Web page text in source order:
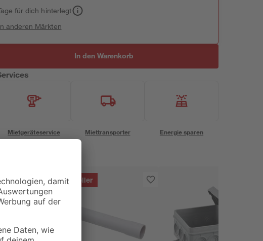
für dich hinterlegt
anderen Märkten
In den Warenkorb
Mietgeräteservice Miettransporter Energie sparen
Bestseller